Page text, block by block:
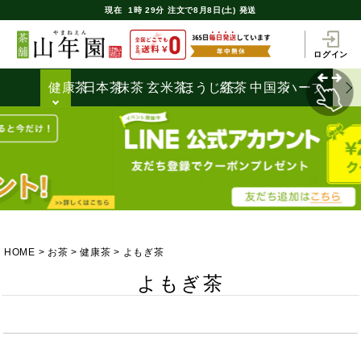
現在 1時 29分 注文で8月8日(土) 発送
ログイン
健康茶日本茶抹茶 玄米茶ほうじ茶
紅茶 中国茶ハーブティ
HOME お茶 健康茶 よもぎ茶
よもぎ茶